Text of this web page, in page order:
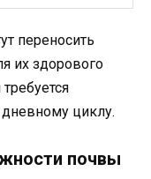
переносить
их здорового
циклу.
почвы